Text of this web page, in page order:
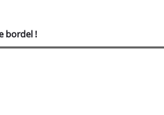
bordel !